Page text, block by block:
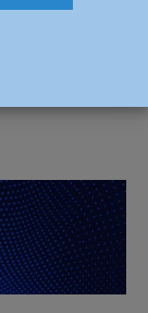
Banca